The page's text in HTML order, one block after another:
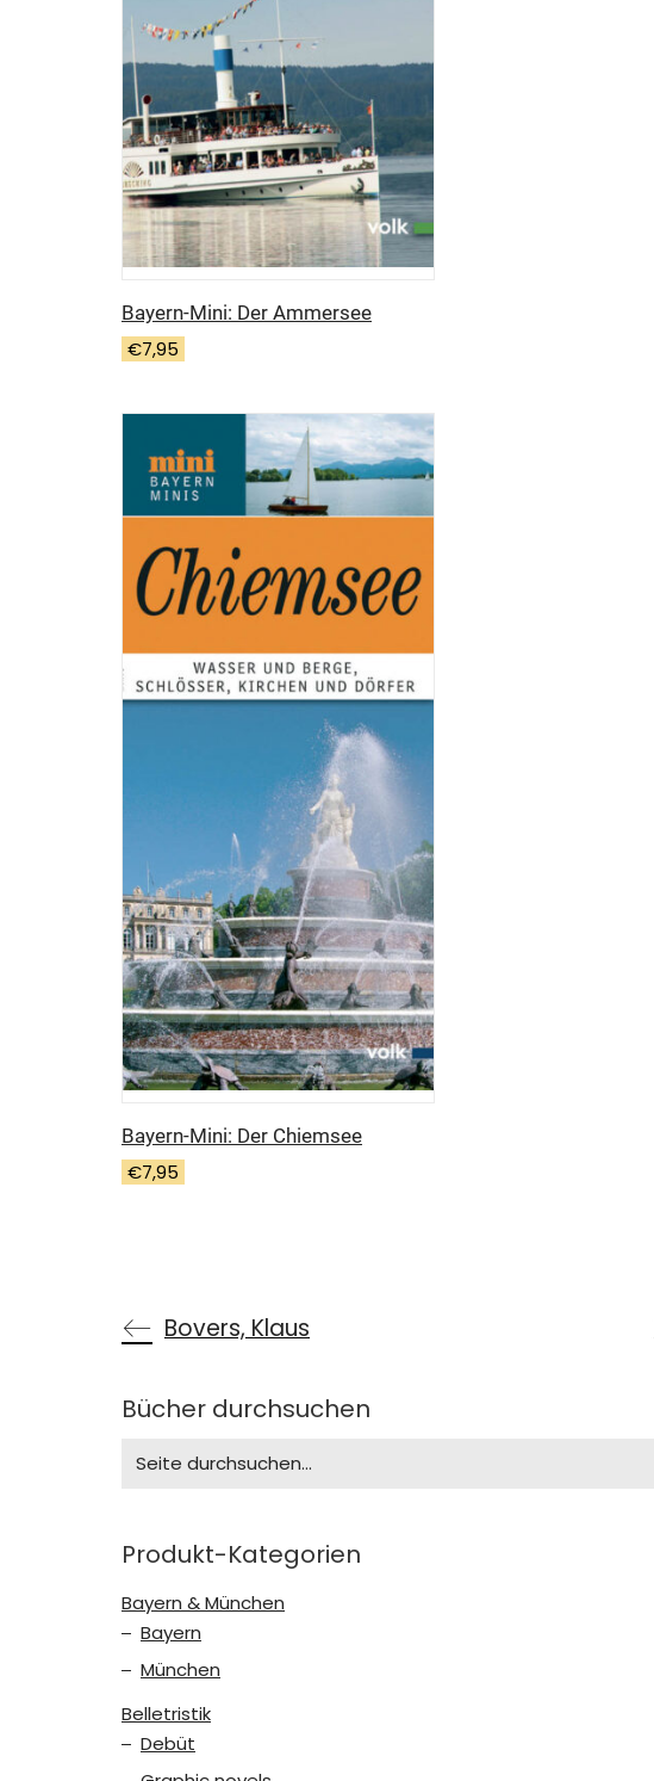
Bayern-Mini: Der Ammersee
€7,95
Bayern-Mini: Der Chiemsee
€7,95
Bovers, Klaus
Bücher durchsuchen
for:
Produkt-Kategorien
Bayern & München
Bayern
München
Belletristik
Debüt